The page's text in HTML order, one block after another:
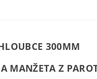
300MM
MANŽETA Z